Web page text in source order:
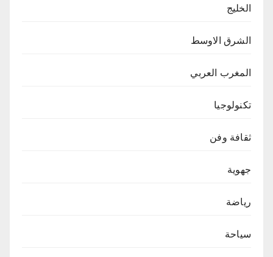
الخليج
الشرق الاوسط
المغرب العربي
تكنولوجيا
ثقافة وفن
جهوية
رياضة
سياحة